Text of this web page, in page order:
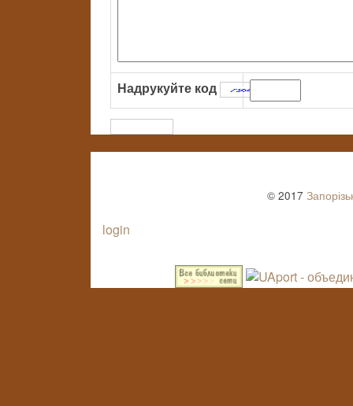
Надрукуйте код
© 2017
login